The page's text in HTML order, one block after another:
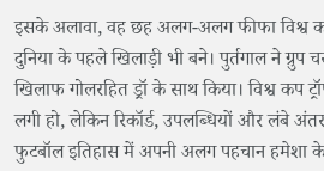
इसके अलावा, वह छह अलग-अलग फीफा विश्व
दुनिया के पहले खिलाड़ी भी बने। पुर्तगाल ने
खिलाफ गोलरहित ड्रॉ के साथ किया। विश्व कप
लगी हो, लेकिन रिकॉर्ड, उपलब्धियों और लंबे
फुटबॉल इतिहास में अपनी अलग पहचान हमेशा के